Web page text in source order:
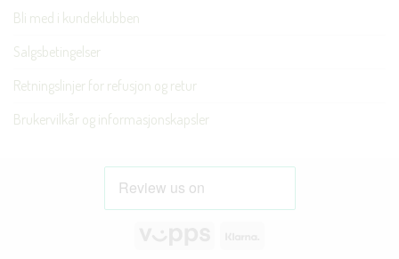
Bli med i kundeklubben
Salgsbetingelser
Retningslinjer for refusjon og retur
Brukervilkår og informasjonskapsler